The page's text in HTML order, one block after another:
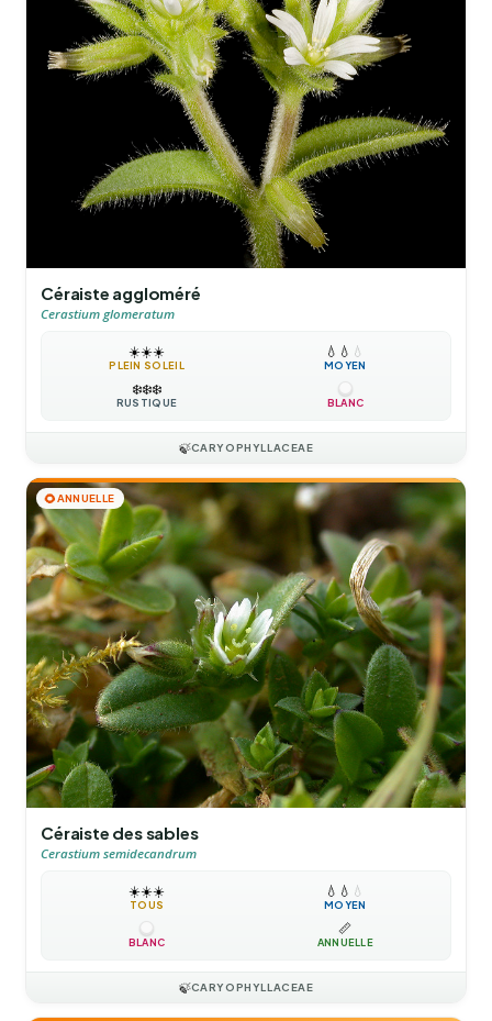
Céraiste aggloméré
Cerastium glomeratum
☀️☀️☀️
PLEIN SOLEIL
💧 💧 💧
MOYEN
❄️❄️❄️
RUSTIQUE BLANC
🍃CARYOPHYLLACEAE
🌻ANNUELLE
Céraiste des sables
Cerastium semidecandrum
☀️☀️☀️
TOUS
💧 💧 💧
MOYEN
BLANC
📏
ANNUELLE
🍃CARYOPHYLLACEAE